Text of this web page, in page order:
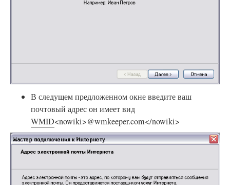
В следущем предложенном окне введите ваш
почтовый адрес он имеет вид
WMID<nowiki>@wmkeeper.com</nowiki>